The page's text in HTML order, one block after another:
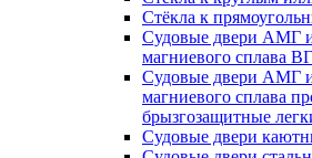
Стёкла к
Судовые двери АМГ
магниевого сплава
Судовые двери АМГ
магниевого сплава
брызгозащитные
Судовые двери